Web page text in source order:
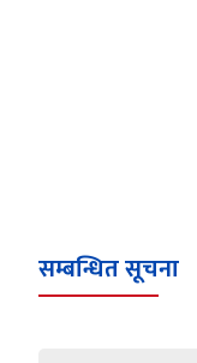
सम्बन्धित सूचना